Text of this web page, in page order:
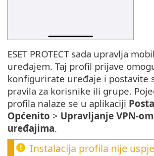
ESET PROTECT sada upravlja
uređajem. Taj profil prijave
konfigurirate uređaje i postavite
pravila za korisnike ili grupe.
profila nalaze se u aplikaciji
Općenito > Upravljanje VPN-
uređajima.
Instalacija profila nije